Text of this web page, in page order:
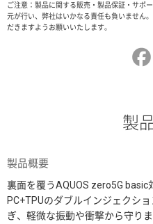
ご注意：製品に関する販売・製品保証・サポ
元が行い、弊社はいかなる責任も負いません
だきますようお願いいたします。
製
製品概要
裏面を覆うAQUOS zero5G basic
PC+TPUのダブルインジェクシ
ぎ、軽微な振動や衝撃から守りま